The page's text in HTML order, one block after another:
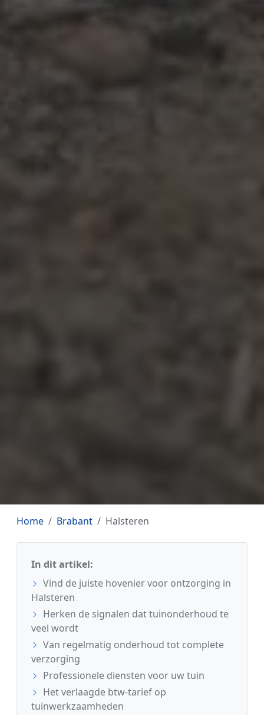
Home Brabant Halsteren
In dit artikel:
Vind de juiste hovenier voor ontzorging in
Halsteren
Herken de signalen dat tuinonderhoud te
veel wordt
Van regelmatig onderhoud tot complete
verzorging
Professionele diensten voor uw tuin
Het verlaagde btw-tarief op
tuinwerkzaamheden